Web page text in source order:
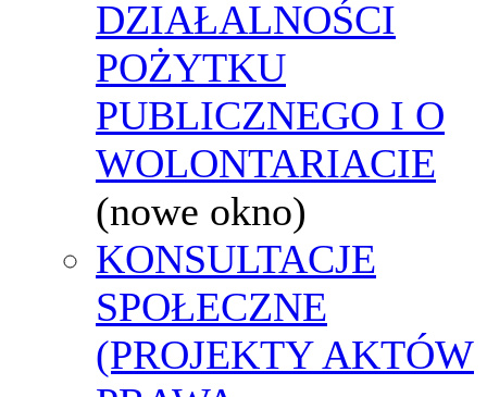
DZIAŁALNOŚCI
POŻYTKU
PUBLICZNEGO I O
WOLONTARIACIE
(nowe okno)
KONSULTACJE
SPOŁECZNE
(PROJEKTY AKTÓW